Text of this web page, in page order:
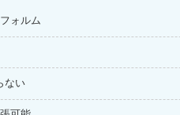
ォルム
ない